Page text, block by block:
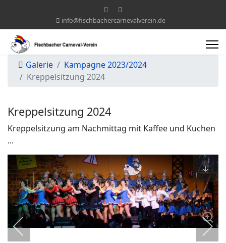
info@fischbachercarnevalverein.de
Galerie
Kampagne 2023/2024
Kreppelsitzung 2024
Kreppelsitzung 2024
Kreppelsitzung am Nachmittag mit Kaffee und Kuchen
...